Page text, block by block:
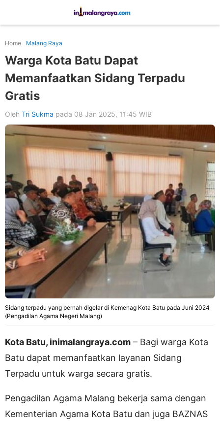
Home Malang Raya
Warga Kota Batu Dapat
Memanfaatkan Sidang Terpadu
Gratis
Oleh Tri Sukma pada 08 Jan 2025, 11:45 WIB
Sidang terpadu yang pernah digelar di Kemenag Kota Batu pada Juni 2024
(Pengadilan Agama Negeri Malang)
Kota Batu, inimalangraya.com – Bagi warga Kota
Batu dapat memanfaatkan layanan Sidang
Terpadu untuk warga secara gratis.
Pengadilan Agama Malang bekerja sama dengan
Kementerian Agama Kota Batu dan juga BAZNAS